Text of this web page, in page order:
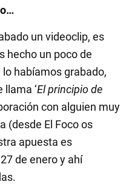
un videoclip, es
hecho un poco de
habíamos grabado,
llama ‘El principio de
con alguien muy
(desde El Foco os
apuesta es
de enero y ahí